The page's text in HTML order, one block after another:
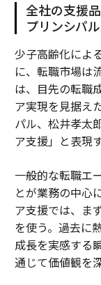
全社の支援
プリンシパル
少子高齢化によ
に、転職市場は
は、目先の転職
ア実現を見据え
パル、松井孝太
ア支援」と表現
一般的な転職エ
とが業務の中心
ア支援では、ま
を使う。過去に
成長を実感する
通じて価値観を